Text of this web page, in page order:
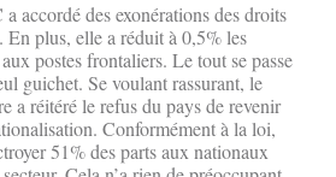
accordé des exonérations des droits
En plus, elle a réduit à 0,5% les
postes frontaliers. Le tout se passe
guichet. Se voulant rassurant, le
a réitéré le refus du pays de revenir
Conformément à la loi,
51% des parts aux nationaux